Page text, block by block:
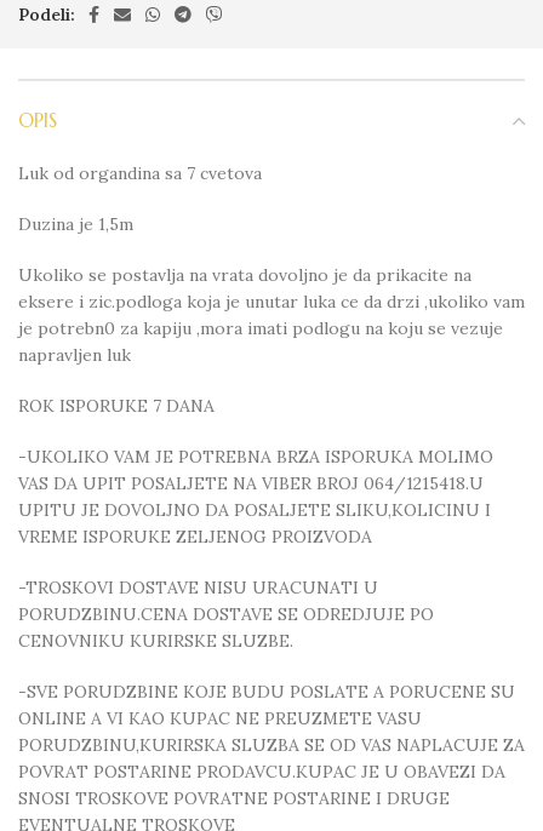
Podeli:
OPIS
Luk od organdina sa 7 cvetova
Duzina je 1,5m
Ukoliko se postavlja na vrata dovoljno je da prikacite na
eksere i zic.podloga koja je unutar luka ce da drzi ,ukoliko vam
je potrebn0 za kapiju ,mora imati podlogu na koju se vezuje
napravljen luk
ROK ISPORUKE 7 DANA
-UKOLIKO VAM JE POTREBNA BRZA ISPORUKA MOLIMO
VAS DA UPIT POSALJETE NA VIBER BROJ 064/1215418.U
UPITU JE DOVOLJNO DA POSALJETE SLIKU,KOLICINU I
VREME ISPORUKE ZELJENOG PROIZVODA
-TROSKOVI DOSTAVE NISU URACUNATI U
PORUDZBINU.CENA DOSTAVE SE ODREDJUJE PO
CENOVNIKU KURIRSKE SLUZBE.
-SVE PORUDZBINE KOJE BUDU POSLATE A PORUCENE SU
ONLINE A VI KAO KUPAC NE PREUZMETE VASU
PORUDZBINU,KURIRSKA SLUZBA SE OD VAS NAPLACUJE ZA
POVRAT POSTARINE PRODAVCU.KUPAC JE U OBAVEZI DA
SNOSI TROSKOVE POVRATNE POSTARINE I DRUGE
EVENTUALNE TROSKOVE